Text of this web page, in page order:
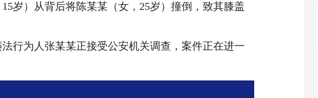
岁）从背后将陈某某（女，25岁）撞倒，致其膝盖
为人张某某正接受公安机关调查，案件正在进一